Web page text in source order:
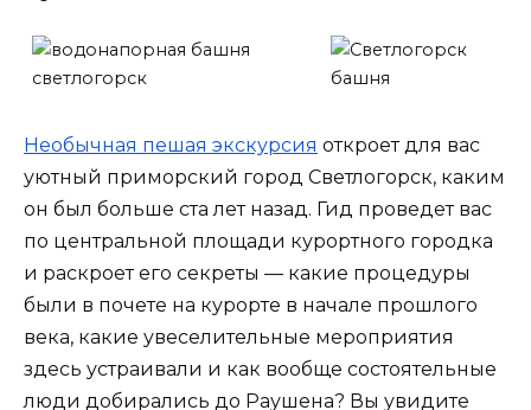
Необычная пешая экскурсия откроет для вас
уютный приморский город Светлогорск, каким
он был больше ста лет назад. Гид проведет вас
по центральной площади курортного городка
и раскроет его секреты — какие процедуры
были в почете на курорте в начале прошлого
века, какие увеселительные мероприятия
здесь устраивали и как вообще состоятельные
люди добирались до Раушена? Вы увидите